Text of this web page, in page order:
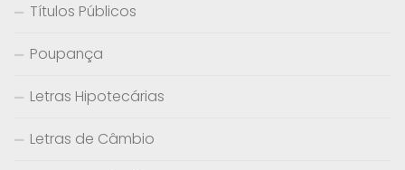
Títulos Públicos
Poupança
Letras Hipotecárias
Letras de Câmbio